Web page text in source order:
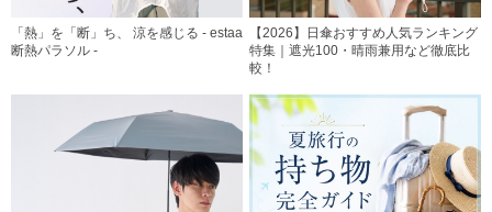
「熱」を「断」ち、 涼を感じる - estaa
断熱パラソル -
【2026】日傘おすすめ人気ランキング
特集｜遮光100・晴雨兼用など徹底比
較！